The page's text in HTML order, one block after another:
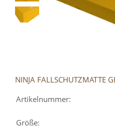
NINJA FALLSCHUTZMATTE
Artikelnummer:
Größe: